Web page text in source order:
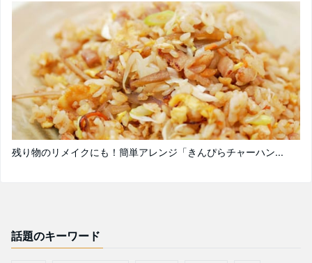
残り物のリメイクにも！簡単アレンジ「きんぴらチャーハン...
話題のキーワード